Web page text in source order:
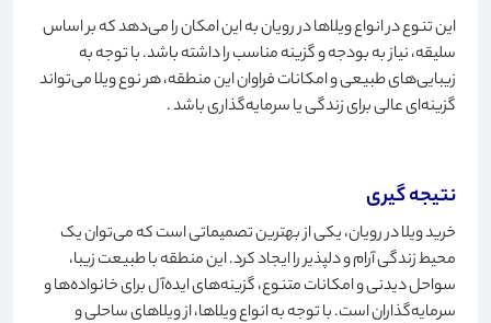
این تنوع در انواع ویلاها در رویان به این امکان را می‌دهد که بر اساس
سلیقه، نیاز به بودجه و گزینه مناسب را داشته باشد. با توجه به
زیبایی‌های طبیعی و امکانات فراوان این منطقه، هر نوع ویلا می‌تواند
گزینه‌ای عالی برای زندگی یا سرمایه‌گذاری باشد.
نتیجه گیری
خرید ویلا در رویان، یکی از بهترین تصمیماتی است که می‌توان یک
محیط زندگی آرام و دلپذیر را ایجاد کرد. این منطقه با طبیعت زیبا،
سواحل دیدنی و امکانات متنوع، گزینه‌های ایده‌آل برای خانواده‌ها و
سرمایه‌گذاران است. با توجه به انواع ویلاها، از ویلاهای ساحلی و